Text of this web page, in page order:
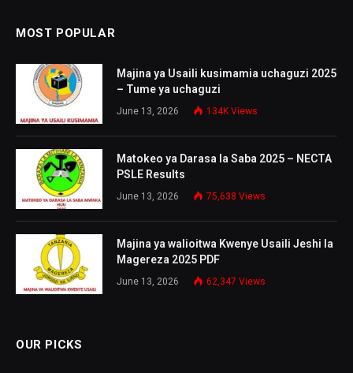
MOST POPULAR
Majina ya Usaili kusimamia uchaguzi 2025
– Tume ya uchaguzi
June 13, 2026 134K Views
Matokeo ya Darasa la Saba 2025 – NECTA
PSLE Results
June 13, 2026 75,638 Views
Majina ya walioitwa Kwenye Usaili Jeshi la
Magereza 2025 PDF
June 13, 2026 62,347 Views
OUR PICKS